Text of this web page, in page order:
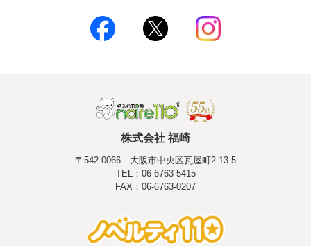
株式会社 福崎
〒542-0066 大阪市中央区瓦屋町2-13-5
TEL：06-6763-5415
FAX：06-6763-0207